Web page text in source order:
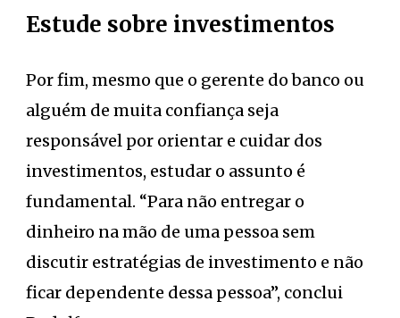
Estude sobre investimentos
Por fim, mesmo que o gerente do banco ou
alguém de muita confiança seja
responsável por orientar e cuidar dos
investimentos, estudar o assunto é
fundamental. “Para não entregar o
dinheiro na mão de uma pessoa sem
discutir estratégias de investimento e não
ficar dependente dessa pessoa”, conclui